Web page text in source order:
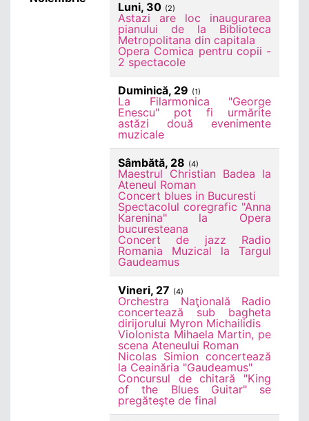
Luni, 30 (2)
Astazi are loc inaugurarea
pianului de la Biblioteca
Metropolitana din capitala
Opera Comica pentru copii -
2 spectacole
Duminică, 29 (1)
La Filarmonica "George
Enescu" pot fi urmărite
astăzi două evenimente
muzicale
Sâmbătă, 28 (4)
Maestrul Christian Badea la
Ateneul Roman
Concert blues in Bucuresti
Spectacolul coregrafic "Anna
Karenina" la Opera
bucuresteana
Concert de jazz Radio
Romania Muzical la Targul
Gaudeamus
Vineri, 27 (4)
Orchestra Naţională Radio
concertează sub bagheta
dirijorului Myron Michailidis
Violonista Mihaela Martin, pe
scena Ateneului Roman
Nicolas Simion concertează
la Ceainăria "Gaudeamus"
Concursul de chitară "King
of the Blues Guitar" se
pregăteşte de final